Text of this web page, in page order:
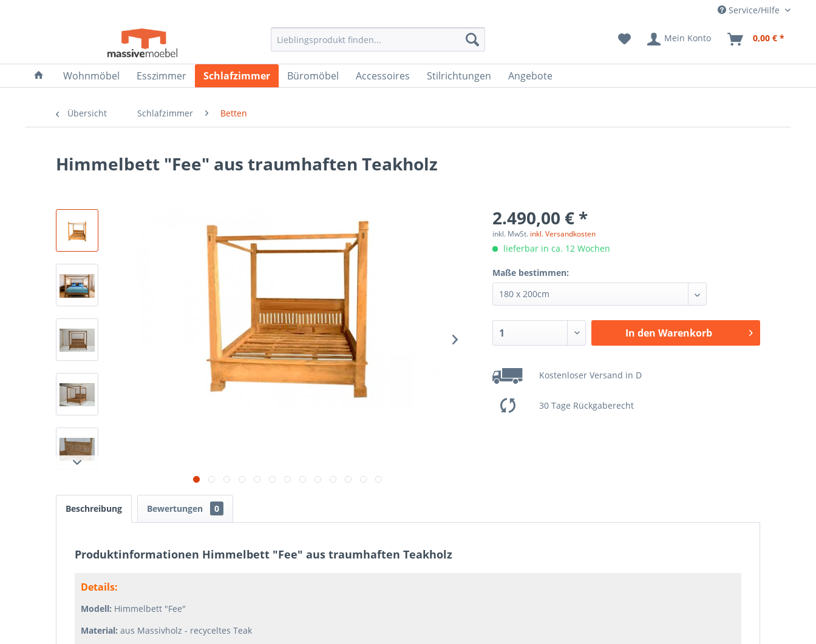
Service/Hilfe
Mein Konto 0,00 € *
Wohnmöbel Esszimmer Schlafzimmer Büromöbel Accessoires Stilrichtungen Angebote
Übersicht Schlafzimmer Betten
Himmelbett "Fee" aus traumhaften Teakholz
2.490,00 € *
inkl. MwSt. inkl. Versandkosten
lieferbar in ca. 12 Wochen
Maße bestimmen:
In den Warenkorb
Kostenloser Versand in D
30 Tage Rückgaberecht
Beschreibung Bewertungen 0
Produktinformationen Himmelbett "Fee" aus traumhaften Teakholz
Details:
Modell: Himmelbett "Fee"
Material: aus Massivholz - recyceltes Teak